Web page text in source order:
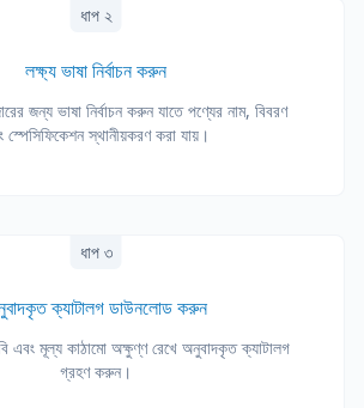
ধাপ ২
লক্ষ্য ভাষা নির্বাচন করুন
জন্য ভাষা নির্বাচন করুন যাতে পণ্যের নাম, বিবরণ
স্পেসিফিকেশন স্থানীয়করণ করা যায়।
ধাপ ৩
ক্যাটালগ ডাউনলোড করুন
এবং মূল্য কাঠামো অক্ষুণ্ণ রেখে অনুবাদকৃত ক্যাটালগ
গ্রহণ করুন।